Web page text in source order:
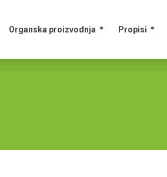
Organska proizvodnja Propisi